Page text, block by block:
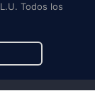
Todos los